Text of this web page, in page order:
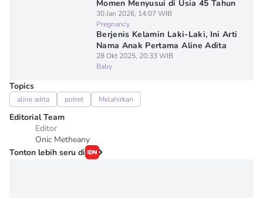
Momen Menyusui di Usia 45 Tahun
30 Jan 2026, 14:07 WIB
Pregnancy
Berjenis Kelamin Laki-Laki, Ini Arti
Nama Anak Pertama Aline Adita
28 Okt 2025, 20:33 WIB
Baby
Topics
aline adita potret Melahirkan
Editorial Team
Editor
Onic Metheany
Tonton lebih seru di